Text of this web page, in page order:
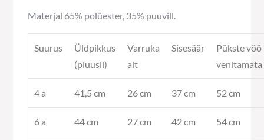
Materjal 65% polüester, 35% puuvill.
Suurus
Üldpikkus
(pluusil)
Varruka
alt
Sisesäär
Pükste vöö
venitamata
4 a 41,5 cm 26 cm 37 cm 52 cm
6 a 44 cm 27 cm 42 cm 54 cm